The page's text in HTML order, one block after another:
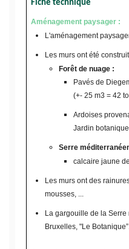
Fiche technique
Aménagement paysager :
L'aménagement
Les murs ont été
Forêt de nuage :
Pavés de
(+- 25 m3 = 42
Ardoises
Jardin
Serre
calcaire jaune
Les murs ont des
mousses, ...
La gargouille de la
Bruxelles, "Le Botanique”.